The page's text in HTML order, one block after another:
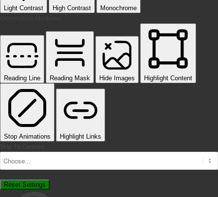
Light Contrast High Contrast Monochrome
Reading Line Reading Mask Hide Images Highlight Content
Stop Animations Highlight Links
Reset Settings